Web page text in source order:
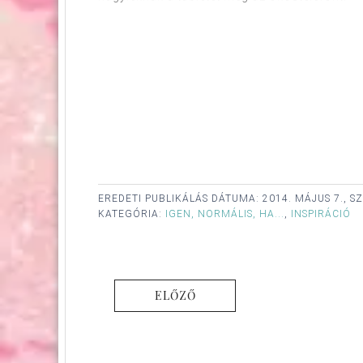
EREDETI PUBLIKÁLÁS DÁTUMA: 2014. MÁJUS 7.,
KATEGÓRIA:
IGEN, NORMÁLIS, HA... , INSPIRÁCIÓ
ELŐZŐ